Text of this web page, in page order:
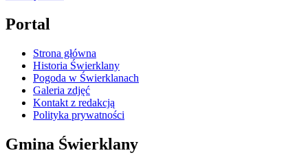
Portal
Strona główna
Historia Świerklany
Pogoda w Świerklanach
Galeria zdjęć
Kontakt z redakcją
Polityka prywatności
Gmina Świerklany